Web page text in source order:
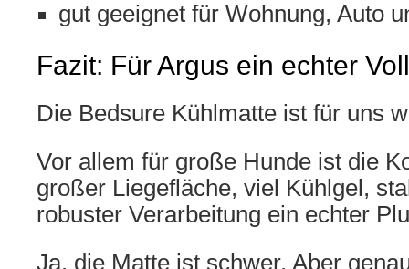
gut geeignet für Wohnung, Auto
Fazit: Für Argus ein echter
Die Bedsure Kühlmatte ist für uns
Vor allem für große Hunde ist die
großer Liegefläche, viel Kühlgel,
robuster Verarbeitung ein echter
Ja, die Matte ist schwer. Aber